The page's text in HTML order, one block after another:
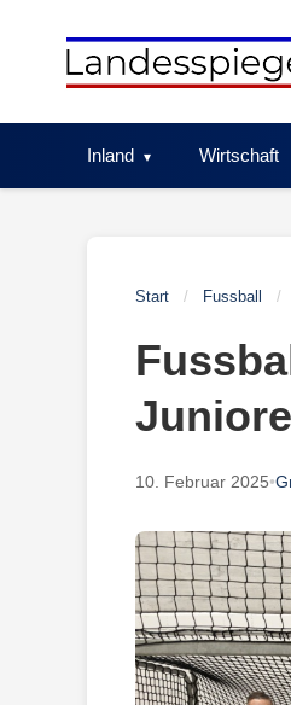
Inland Wirtschaft
Start / Fussball /
10. Februar 2025•